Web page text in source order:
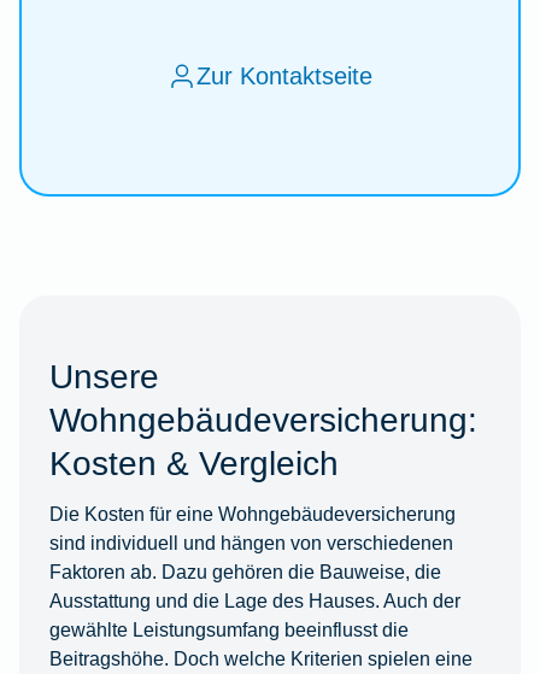
Zur Kontaktseite
Unsere
Wohngebäudeversicherung:
Kosten & Vergleich
Die Kosten für eine Wohngebäudeversicherung
sind individuell und hängen von verschiedenen
Faktoren ab. Dazu gehören die Bauweise, die
Ausstattung und die Lage des Hauses. Auch der
gewählte Leistungsumfang beeinflusst die
Beitragshöhe. Doch welche Kriterien spielen eine